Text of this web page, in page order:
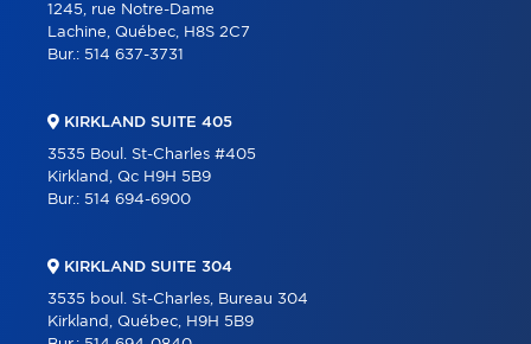
1245, rue Notre-Dame
Lachine, Québec, H8S 2C7
Bur.: 514 637-3731
KIRKLAND SUITE 405
3535 Boul. St-Charles #405
Kirkland, Qc H9H 5B9
Bur.: 514 694-6900
KIRKLAND SUITE 304
3535 boul. St-Charles, Bureau 304
Kirkland, Québec, H9H 5B9